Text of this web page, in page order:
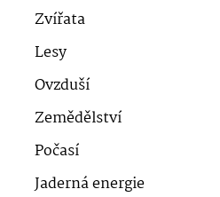
Zvířata
Lesy
Ovzduší
Zemědělství
Počasí
Jaderná energie